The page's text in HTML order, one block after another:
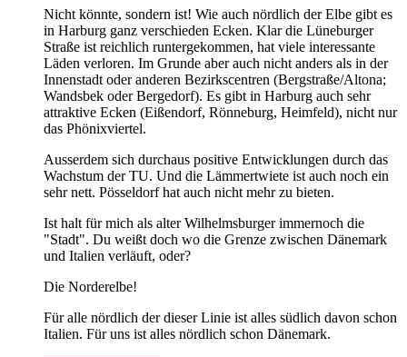
Nicht könnte, sondern ist! Wie auch nördlich der Elbe gibt es
in Harburg ganz verschieden Ecken. Klar die Lüneburger
Straße ist reichlich runtergekommen, hat viele interessante
Läden verloren. Im Grunde aber auch nicht anders als in der
Innenstadt oder anderen Bezirkscentren (Bergstraße/Altona;
Wandsbek oder Bergedorf). Es gibt in Harburg auch sehr
attraktive Ecken (Eißendorf, Rönneburg, Heimfeld), nicht nur
das Phönixviertel.
Ausserdem sich durchaus positive Entwicklungen durch das
Wachstum der TU. Und die Lämmertwiete ist auch noch ein
sehr nett. Pösseldorf hat auch nicht mehr zu bieten.
Ist halt für mich als alter Wilhelmsburger immernoch die
"Stadt". Du weißt doch wo die Grenze zwischen Dänemark
und Italien verläuft, oder?
Die Norderelbe!
Für alle nördlich der dieser Linie ist alles südlich davon schon
Italien. Für uns ist alles nördlich schon Dänemark.